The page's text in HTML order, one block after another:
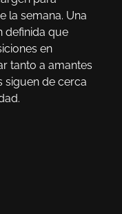
la semana. Una
definida que
en
tanto a amantes
siguen de cerca